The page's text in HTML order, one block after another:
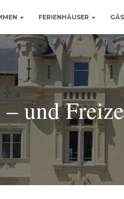
FERIENHÄUSER
und